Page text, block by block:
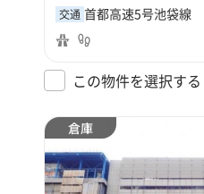
交通 首都高速5号池袋線
この物件を選択する
倉庫